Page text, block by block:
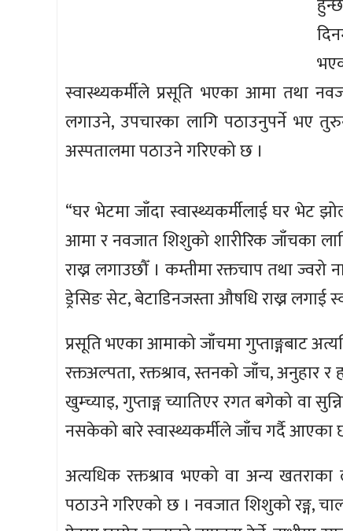
स्वास्थ्यकर्मीले प्रसूति भएका आमा तथा
लगाउने, उपचारका लागि पठाउनुपर्ने भए
अस्पतालमा पठाउने गरिएको छ ।
“घर भेटमा जाँदा स्वास्थ्यकर्मीलाई घर भेट
आमा र नवजात शिशुको शारीरिक जाँचका
राख्न लगाउछौँ । कम्तीमा रक्तचाप तथा ज्वरो
ड्रेसिङ सेट, बेटाडिनजस्ता औषधि राख्न लगाई
प्रसूति भएका आमाको जाँचमा गुप्ताङ्गबाट
रक्तअल्पता, रक्तश्राव, स्तनको जाँच, अनुहार
खुम्च्याइ, गुप्ताङ्ग च्यातिएर रगत बगेको वा
नसकेको बारे स्वास्थ्यकर्मीले जाँच गर्दै आएका
अत्यधिक रक्तश्राव भएको वा अन्य
पठाउने गरिएको छ । नवजात शिशुको रङ्ग, चाल